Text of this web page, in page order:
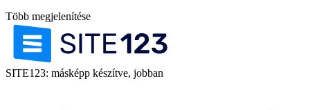
Több megjelenítése
SITE123: másképp készítve, jobban